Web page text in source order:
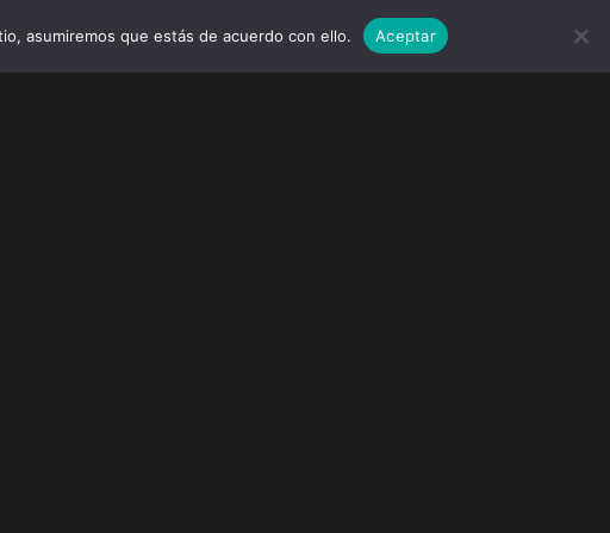
Y MARCAS EVENTOS WEDDINGS CONTACTO
asumiremos que estás de acuerdo con ello. Aceptar